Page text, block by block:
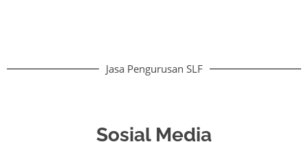
Jasa Pengurusan SLF
Sosial Media